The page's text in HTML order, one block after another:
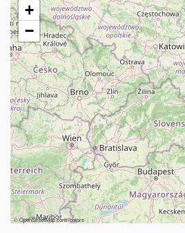
+
−
©OpenStreetMapcontributors